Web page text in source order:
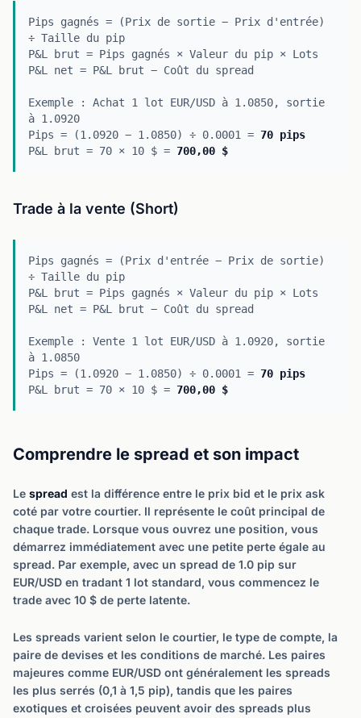
Pips gagnés = (Prix de sortie − Prix d'entrée)
÷ Taille du pip
P&L brut = Pips gagnés × Valeur du pip × Lots
P&L net = P&L brut − Coût du spread
Exemple : Achat 1 lot EUR/USD à 1.0850, sortie
à 1.0920
Pips = (1.0920 − 1.0850) ÷ 0.0001 = 70 pips
P&L brut = 70 × 10 $ = 700,00 $
Trade à la vente (Short)
Pips gagnés = (Prix d'entrée − Prix de sortie)
÷ Taille du pip
P&L brut = Pips gagnés × Valeur du pip × Lots
P&L net = P&L brut − Coût du spread
Exemple : Vente 1 lot EUR/USD à 1.0920, sortie
à 1.0850
Pips = (1.0920 − 1.0850) ÷ 0.0001 = 70 pips
P&L brut = 70 × 10 $ = 700,00 $
Comprendre le spread et son impact
Le spread est la différence entre le prix bid et le prix ask
coté par votre courtier. Il représente le coût principal de
chaque trade. Lorsque vous ouvrez une position, vous
démarrez immédiatement avec une petite perte égale au
spread. Par exemple, avec un spread de 1.0 pip sur
EUR/USD en tradant 1 lot standard, vous commencez le
trade avec 10 $ de perte latente.
Les spreads varient selon le courtier, le type de compte, la
paire de devises et les conditions de marché. Les paires
majeures comme EUR/USD ont généralement les spreads
les plus serrés (0,1 à 1,5 pip), tandis que les paires
exotiques et croisées peuvent avoir des spreads plus